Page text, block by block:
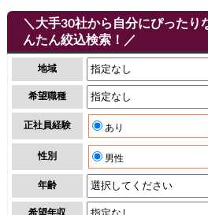
＼大手30社から自分にぴったり
んたん絞込検索！／
地域
希望職種
正社員経験 あり
性別 男性
年齢
希望年収